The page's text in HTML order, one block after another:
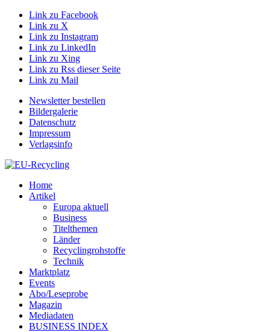
Link zu Facebook
Link zu X
Link zu Instagram
Link zu LinkedIn
Link zu Xing
Link zu Rss dieser Seite
Link zu Mail
Newsletter bestellen
Bildergalerie
Datenschutz
Impressum
Verlagsinfo
Home
Artikel
Europa aktuell
Business
Titelthemen
Länder
Recyclingrohstoffe
Technik
Marktplatz
Events
Abo/Leseprobe
Magazin
Mediadaten
BUSINESS INDEX